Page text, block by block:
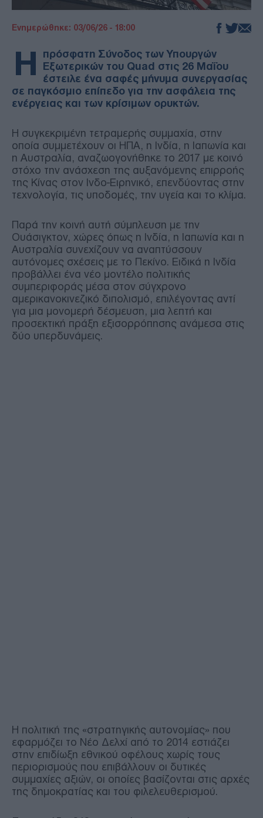
Ενημερώθηκε: 03/06/26 - 18:00
Η
πρόσφατη Σύνοδος των Υπουργών
Εξωτερικών του Quad στις 26 Μαΐου
έστειλε ένα σαφές μήνυμα συνεργασίας
σε παγκόσμιο επίπεδο για την ασφάλεια της
ενέργειας και των κρίσιμων ορυκτών.
Η συγκεκριμένη τετραμερής συμμαχία, στην
οποία συμμετέχουν οι ΗΠΑ, η Ινδία, η Ιαπωνία και
η Αυστραλία, αναζωογονήθηκε το 2017 με κοινό
στόχο την ανάσχεση της αυξανόμενης επιρροής
της Κίνας στον Ινδο-Ειρηνικό, επενδύοντας στην
τεχνολογία, τις υποδομές, την υγεία και το κλίμα.
Παρά την κοινή αυτή σύμπλευση με την
Ουάσιγκτον, χώρες όπως η Ινδία, η Ιαπωνία και η
Αυστραλία συνεχίζουν να αναπτύσσουν
αυτόνομες σχέσεις με το Πεκίνο. Ειδικά η Ινδία
προβάλλει ένα νέο μοντέλο πολιτικής
συμπεριφοράς μέσα στον σύγχρονο
αμερικανοκινεζικό διπολισμό, επιλέγοντας αντί
για μια μονομερή δέσμευση, μια λεπτή και
προσεκτική πράξη εξισορρόπησης ανάμεσα στις
δύο υπερδυνάμεις.
Η πολιτική της «στρατηγικής αυτονομίας» που
εφαρμόζει το Νέο Δελχί από το 2014 εστιάζει
στην επιδίωξη εθνικού οφέλους χωρίς τους
περιορισμούς που επιβάλλουν οι δυτικές
συμμαχίες αξιών, οι οποίες βασίζονται στις αρχές
της δημοκρατίας και του φιλελευθερισμού.